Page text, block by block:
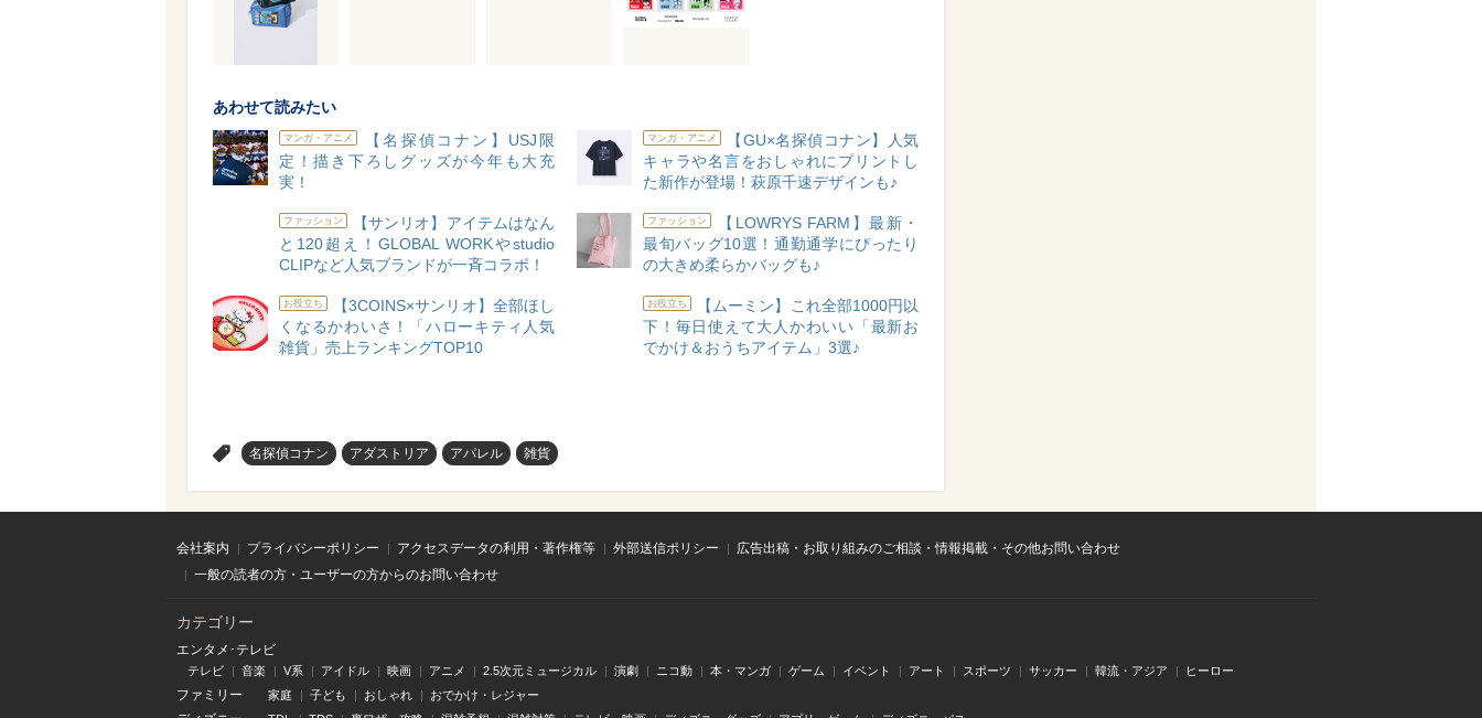
あわせて読みたい
マンガ・アニメ
【名探偵コナン】USJ限
定！描き下ろしグッズが今年も大充
実！
マンガ・アニメ
【GU×名探偵コナン】人気
キャラや名言をおしゃれにプリントし
た新作が登場！萩原千速デザインも♪
ファッション
【サンリオ】アイテムはなん
と120超え！GLOBAL WORKやstudio
CLIPなど人気ブランドが一斉コラボ！
ファッション
【LOWRYS FARM】最新・
最旬バッグ10選！通勤通学にぴったり
の大きめ柔らかバッグも♪
お役立ち
【3COINS×サンリオ】全部ほし
くなるかわいさ！「ハローキティ人気
雑貨」売上ランキングTOP10
お役立ち
【ムーミン】これ全部1000円以
下！毎日使えて大人かわいい「最新お
でかけ＆おうちアイテム」3選♪
名探偵コナン アダストリア アパレル 雑貨
会社案内 プライバシーポリシー アクセスデータの利用・著作権等 外部送信ポリシー
広告出稿・お取り組みのご相談・情報掲載・その他お問い合わせ
一般の読者の方・ユーザーの方からのお問い合わせ
カテゴリー
エンタメ･テレビ
テレビ 音楽 V系 アイドル 映画 アニメ 2.5次元ミュージカル 演劇 ニコ動 本・マンガ ゲーム イベント アート スポーツ サッカー 韓流・アジア ヒーロー
ファミリー 家庭 子ども おしゃれ おでかけ・レジャー